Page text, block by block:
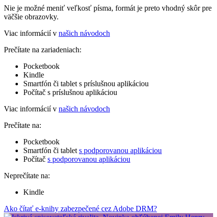
Nie je možné meniť veľkosť písma, formát je preto vhodný skôr pre
väčšie obrazovky.
Viac informácií v našich návodoch
Prečítate na zariadeniach:
Pocketbook
Kindle
Smartfón či tablet s príslušnou aplikáciou
Počítač s príslušnou aplikáciou
Viac informácií v našich návodoch
Prečítate na:
Pocketbook
Smartfón či tablet s podporovanou aplikáciou
Počítač s podporovanou aplikáciou
Neprečítate na:
Kindle
Ako čítať e-knihy zabezpečené cez Adobe DRM?